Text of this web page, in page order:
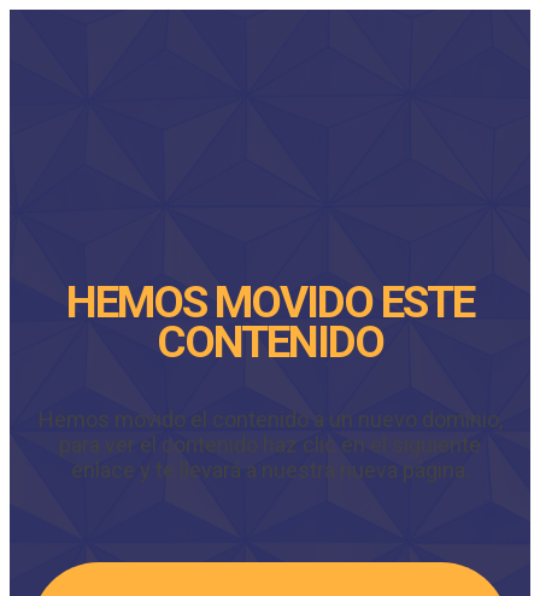
HEMOS MOVIDO ESTE
CONTENIDO
Hemos movido el contenido a un nuevo dominio,
para ver el contenido haz clic en el siguiente
enlace y te llevará a nuestra nueva página.